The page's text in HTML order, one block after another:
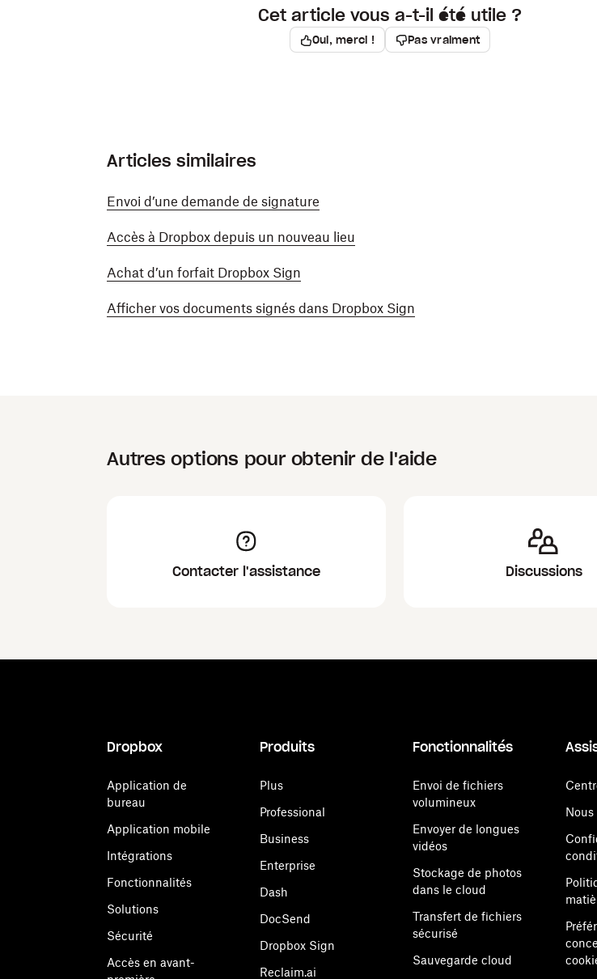
Cet article vous a-t-il été utile ?
Oui, merci ! Pas vraiment
Articles similaires
Envoi d’une demande de signature
Accès à Dropbox depuis un nouveau lieu
Achat d’un forfait Dropbox Sign
Afficher vos documents signés dans Dropbox Sign
Autres options pour obtenir de l'aide
Contacter l'assistance Discussions
Dropbox
Application de
bureau
Application mobile
Intégrations
Fonctionnalités
Solutions
Sécurité
Accès en avant-
Produits
Plus
Professional
Business
Enterprise
Dash
DocSend
Dropbox Sign
Reclaim.ai
Fonctionnalités
Envoi de fichiers
volumineux
Envoyer de longues
vidéos
Stockage de photos
dans le cloud
Transfert de fichiers
sécurisé
Sauvegarde cloud